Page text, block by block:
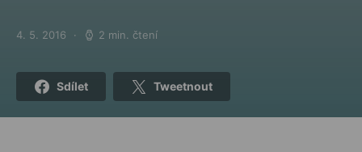
Posted on
4. 5. 2016 2 min. čtení
Sdílet Tweetnout